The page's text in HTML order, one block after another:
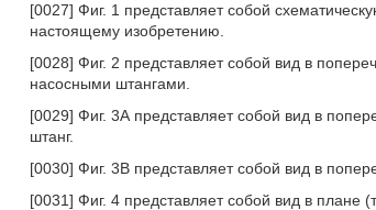
[0027] Фиг. 1 представляет собой
настоящему изобретению.
[0028] Фиг. 2 представляет собой вид в
насосными штангами.
[0029] Фиг. 3А представляет собой вид в
штанг.
[0030] Фиг. 3В представляет собой вид в
[0031] Фиг. 4 представляет собой вид в плане